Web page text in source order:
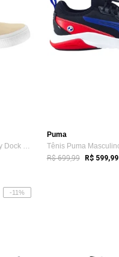
Tênis Aramis Masculino Daily Dock Canvas Areia
Puma
R$ 699,99 R$ 599,99
-11%